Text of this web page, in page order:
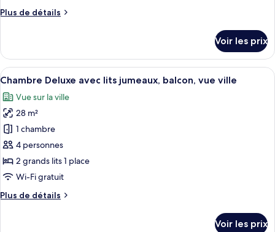
Afternoon
Studio
vue
mer
(Bathtub
-
Afternoon
Tea
included)
Plus de détails
Plus
le
type
de
Suite
Studio
Luxe,
balcon,
vue
mer
(Bathtub
-
Tea
Voir les prix
Afficher
toutes
les
photos
pour
ce
type
de
chambre :
Chambre
Une chambre d’hôtel avec deux
9
Chambre Deluxe avec lits jumeaux, balcon, vue ville
Vue sur la ville
28 m²
1 chambre
4 personnes
2 grands lits 1 place
Wi-Fi gratuit
Plus de détails
Plus
Voir les prix